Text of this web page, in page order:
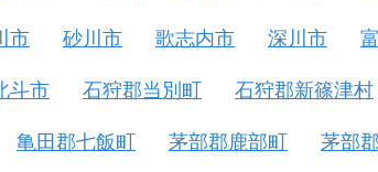
市 砂川市 歌志内市 深川市
斗市 石狩郡当別町 石狩郡新篠津村
亀田郡七飯町 茅部郡鹿部町 茅部